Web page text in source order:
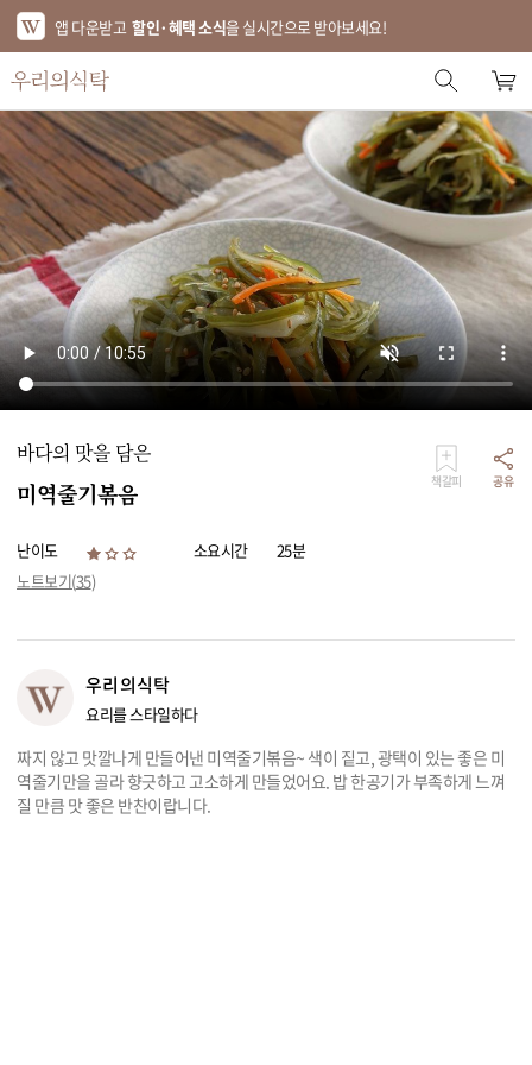
앱 다운받고 할인·혜택 소식을 실시간으로 받아보세요!
스토어 홈
에디터 추천
한정특가
베스트
신상품
기획전
바다의 맛을 담은
미역줄기볶음 책갈피 공유
난이도 소요시간
25분
노트보기(35)
우리의식탁
요리를 스타일하다
짜지 않고 맛깔나게 만들어낸 미역줄기볶음~ 색이 짙고, 광택이 있는 좋은 미
역줄기만을 골라 향긋하고 고소하게 만들었어요. 밥 한공기가 부족하게 느껴
질 만큼 맛 좋은 반찬이랍니다.